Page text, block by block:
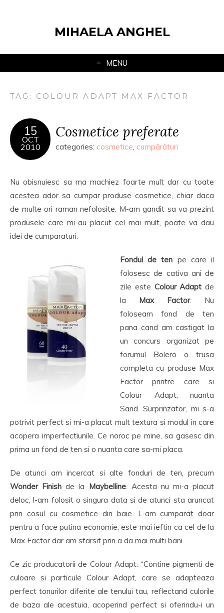
MIHAELA ANGHEL
MENU
TAG: COLOUR ADAPT MAX FACTOR
15
OCT
2010
Cosmetice preferate
categories: cosmetice, cumpărături
Nu obisnuiesc sa ma machiez foarte mult dar cu toate
acestea ador sa cumpar produse cosmetice, chiar daca
de multe ori raman nefolosite. M-am gandit sa va prezint
produsele care mi-au placut cel mai mult, poate va dau
idei de cumparaturi.
Fondul de ten pe care il
folosesc de cativa ani de
zile este Colour Adapt de
la Max Factor. Nu
foloseam fond de ten
pana cand am castigat la
un concurs organizat pe
forumul Bolero o trusa
completa cu produse Max
Factor printre care si
Colour Adapt, nuanta
Sand. Surprinzator, mi s-a
potrivit perfect si mi-a placut mult textura si modul in care
acopera imperfectiunile. Ce noroc pe mine, sa gasesc din
prima un fond de ten si o nuanta care sa-mi placa.
De atunci am incercat si alte fonduri de ten, precum
Wonder Finish de la Maybelline. Acesta nu mi-a placut
deloc, l-am folosit o singura data si de atunci sta aruncat
prin cosul cu cosmetice din baie. L-am cumparat doar
pentru a face putina economie, este mai ieftin ca cel de la
Max Factor dar am sfarsit prin a da mai multi bani.
Ce zic producatorii de Colour Adapt: “Contine pigmenti de
culoare si particule Colour Adapt, care se adapteaza
perfect tonurilor diferite ale tenului tau, reflectand culorile
de baza ale acestuia, acoperind perfect si oferindu-i un